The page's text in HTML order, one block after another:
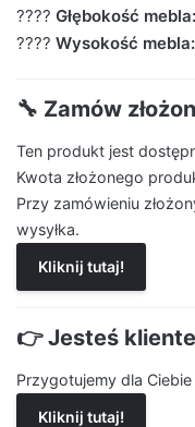
???? Głębokość mebla:
???? Wysokość mebla:
🔧 Zamów
Ten produkt jest
Kwota złożonego
Przy zamówieniu
wysyłka.
Kliknij tutaj!
👉 Jesteś
Przygotujemy dla
Kliknij tutaj!